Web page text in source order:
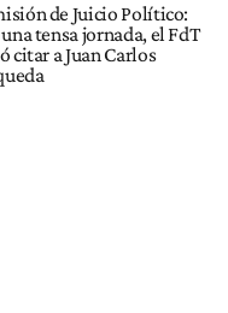
de Juicio Político:
tensa jornada, el FdT
citar a Juan Carlos